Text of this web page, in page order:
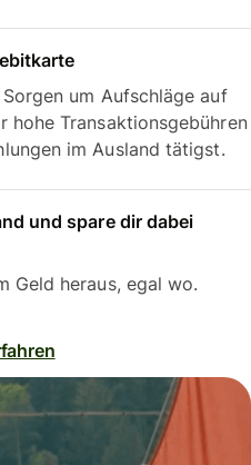
um Aufschläge auf
hohe Transaktionsgebühren
im Ausland tätigst.
und spare dir dabei
Geld heraus, egal wo.